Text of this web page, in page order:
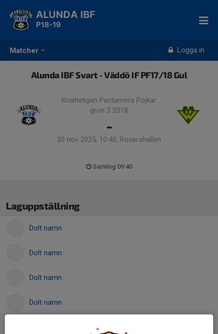
Matcher Logga in
ALUNDA IBF
P18-19
Alunda IBF Svart - Väddö IF PF17/18 Gul
Knatteligan Pantamera Pojkar
grön 3 2018
-
30 nov 2025, 10:40, Rosershallen
Samling 09:40
Laguppställning
Dolt namn
Dolt namn
Dolt namn
Dolt namn